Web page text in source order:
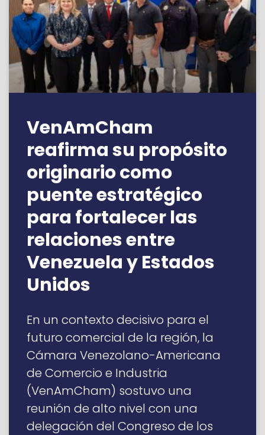
VenAmCham
reafirma su propósito
originario como
puente estratégico
para fortalecer las
relaciones entre
Venezuela y Estados
Unidos
En un contexto decisivo para el
futuro comercial de la región, la
Cámara Venezolano-Americana
de Comercio e Industria
(VenAmCham) sostuvo una
reunión de alto nivel con una
delegación del Congreso de los